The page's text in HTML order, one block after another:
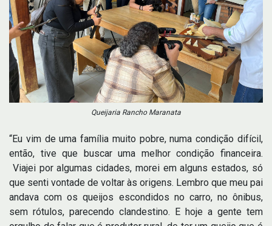
Queijaria Rancho Maranata
“Eu vim de uma família muito pobre, numa condição difícil,
então, tive que buscar uma melhor condição financeira.
Viajei por algumas cidades, morei em alguns estados, só
que senti vontade de voltar às origens. Lembro que meu pai
andava com os queijos escondidos no carro, no ônibus,
sem rótulos, parecendo clandestino. E hoje a gente tem